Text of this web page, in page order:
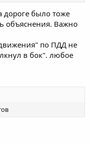
дороге было тоже
объяснения. Важно
по ПДД не
в бок". любое